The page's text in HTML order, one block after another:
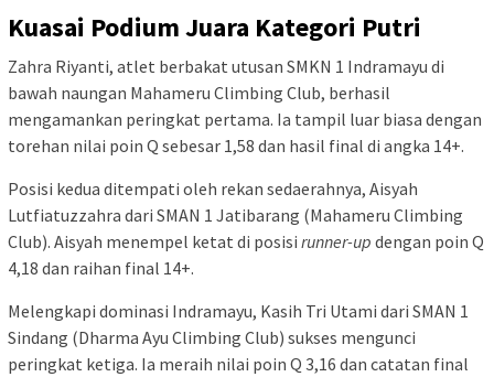
Kuasai Podium Juara Kategori Putri
Zahra Riyanti, atlet berbakat utusan SMKN 1 Indramayu di
bawah naungan Mahameru Climbing Club, berhasil
mengamankan peringkat pertama. Ia tampil luar biasa dengan
torehan nilai poin Q sebesar 1,58 dan hasil final di angka 14+.
Posisi kedua ditempati oleh rekan sedaerahnya, Aisyah
Lutfiatuzzahra dari SMAN 1 Jatibarang (Mahameru Climbing
Club). Aisyah menempel ketat di posisi runner-up dengan poin Q
4,18 dan raihan final 14+.
Melengkapi dominasi Indramayu, Kasih Tri Utami dari SMAN 1
Sindang (Dharma Ayu Climbing Club) sukses mengunci
peringkat ketiga. Ia meraih nilai poin Q 3,16 dan catatan final